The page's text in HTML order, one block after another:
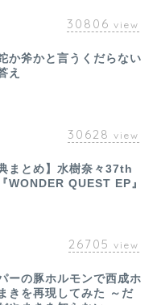
30806 view
か斧かと言うくだらない
え
30628 view
まとめ】水樹奈々37th
WONDER QUEST EP』
26705 view
ーの豚ホルモンで西成ホ
きを再現してみた ～だ